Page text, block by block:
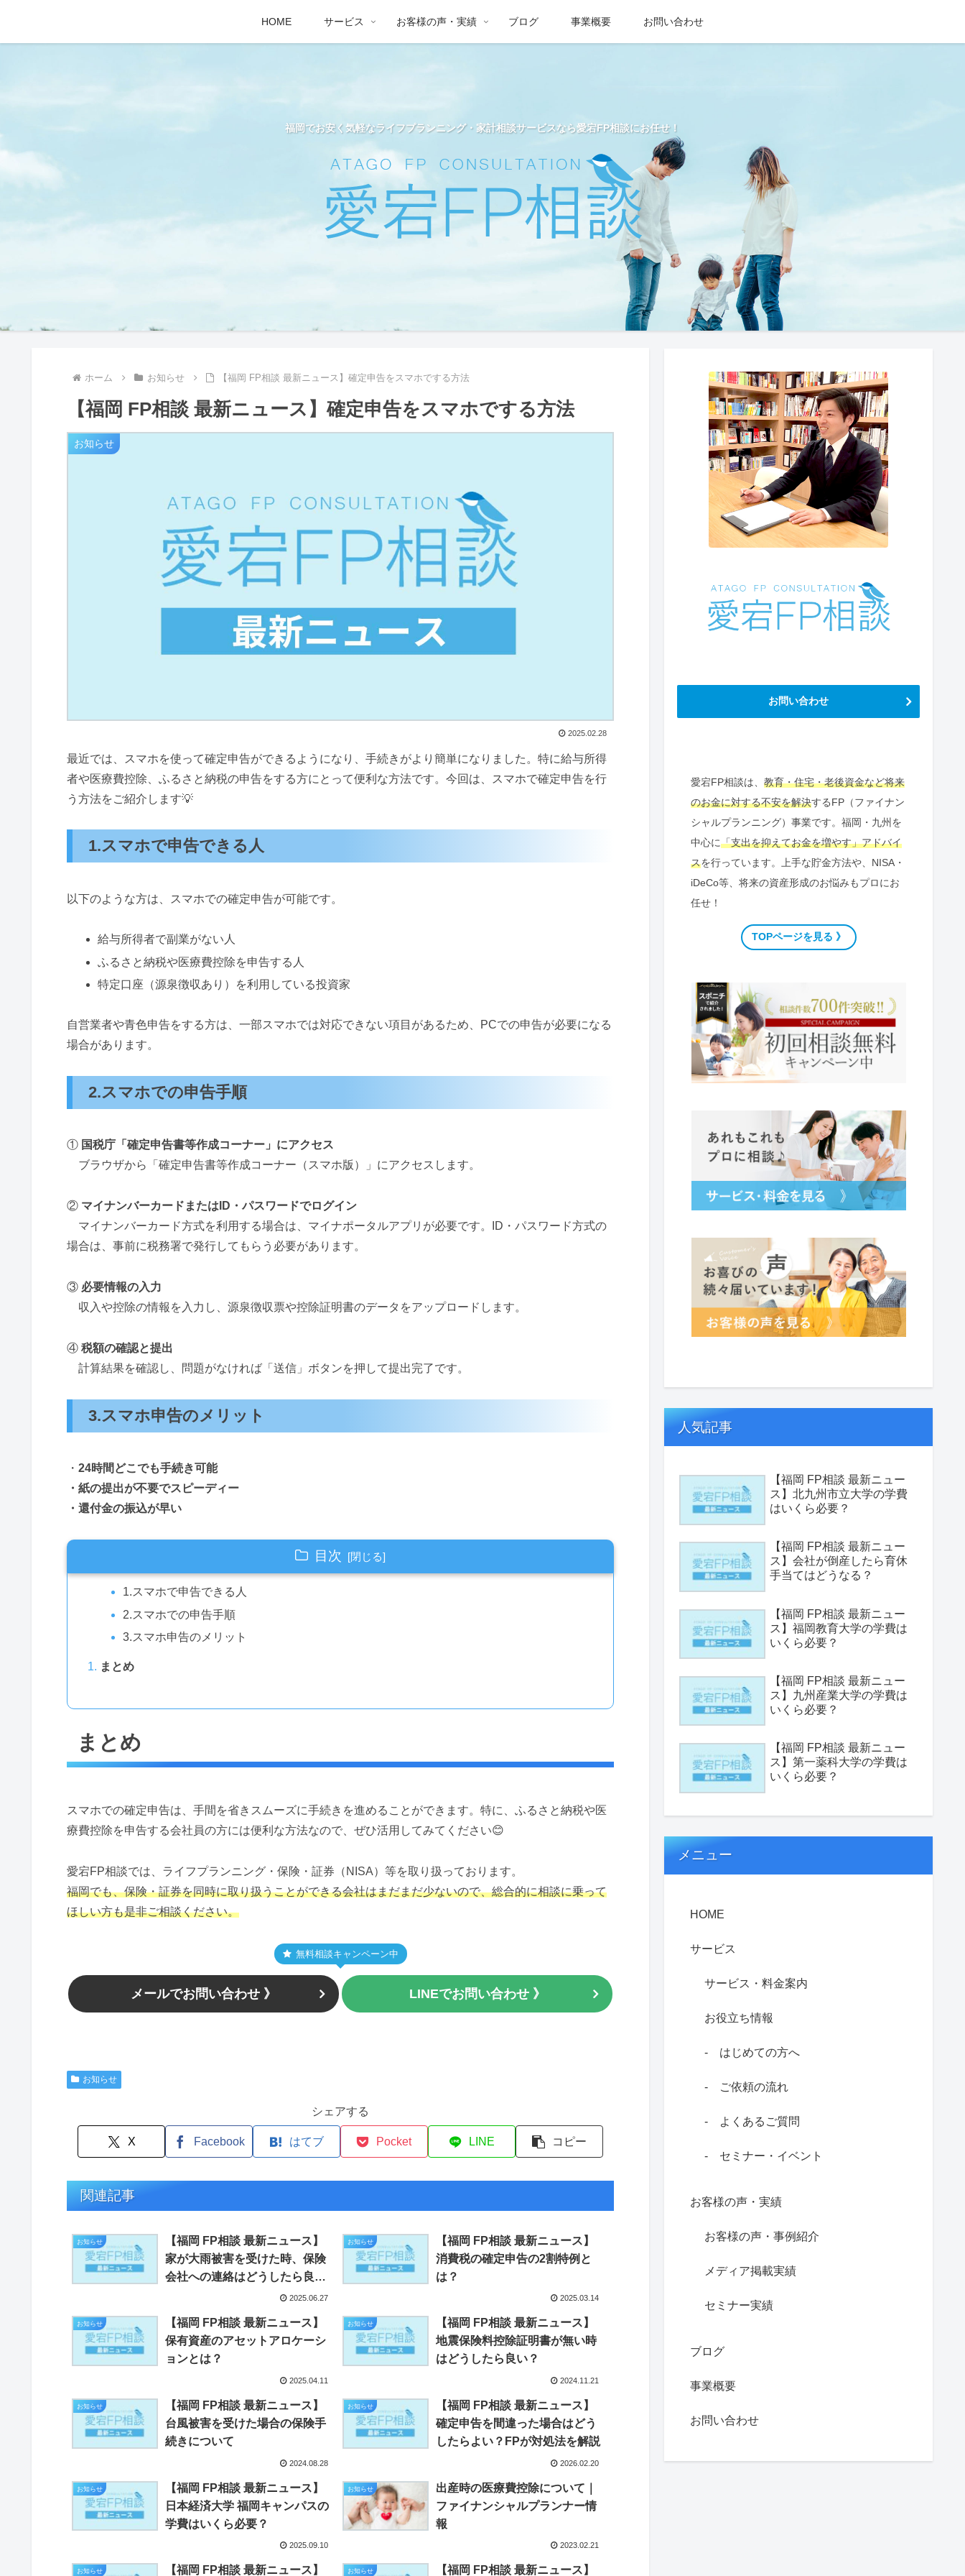
福岡でお安く気軽なライフプランニング・家計相談サービスなら愛宕FP相談にお任せ！
HOME サービス お客様の声・実績 ブログ 事業概要 お問い合わせ
ホーム お知らせ 【福岡 FP相談 最新ニュース】確定申告をスマホでする方法
【福岡 FP相談 最新ニュース】確定申告をスマホでする方法
お知らせ
2025.02.28
最近では、スマホを使って確定申告ができるようになり、手続きがより簡単になりました。特に給与所得
者や医療費控除、ふるさと納税の申告をする方にとって便利な方法です。今回は、スマホで確定申告を行
う方法をご紹介します💡
1.スマホで申告できる人
以下のような方は、スマホでの確定申告が可能です。
給与所得者で副業がない人
ふるさと納税や医療費控除を申告する人
特定口座（源泉徴収あり）を利用している投資家
自営業者や青色申告をする方は、一部スマホでは対応できない項目があるため、PCでの申告が必要になる
場合があります。
2.スマホでの申告手順
① 国税庁「確定申告書等作成コーナー」にアクセス
ブラウザから「確定申告書等作成コーナー（スマホ版）」にアクセスします。
② マイナンバーカードまたはID・パスワードでログイン
マイナンバーカード方式を利用する場合は、マイナポータルアプリが必要です。ID・パスワード方式の
場合は、事前に税務署で発行してもらう必要があります。
③ 必要情報の入力
収入や控除の情報を入力し、源泉徴収票や控除証明書のデータをアップロードします。
④ 税額の確認と提出
計算結果を確認し、問題がなければ「送信」ボタンを押して提出完了です。
3.スマホ申告のメリット
・ 24時間どこでも手続き可能
・紙の提出が不要でスピーディー
・還付金の振込が早い
目次
1.スマホで申告できる人
2.スマホでの申告手順
3.スマホ申告のメリット
まとめ
まとめ
スマホでの確定申告は、手間を省きスムーズに手続きを進めることができます。特に、ふるさと納税や医
療費控除を申告する会社員の方には便利な方法なので、ぜひ活用してみてください😊
愛宕FP相談では、ライフプランニング・保険・証券（NISA）等を取り扱っております。
福岡でも、保険・証券を同時に取り扱うことができる会社はまだまだ少ないので、総合的に相談に乗って
ほしい方も是非ご相談ください。
無料相談キャンペーン中
メールでお問い合わせ 》 LINEでお問い合わせ 》
お知らせ
シェアする
X Facebook はてブ Pocket LINE コピー
関連記事
お知らせ
【福岡 FP相談 最新ニュース】
家が大雨被害を受けた時、保険
会社への連絡はどうしたら良
2025.06.27
お知らせ
【福岡 FP相談 最新ニュース】
消費税の確定申告の2割特例と
は？
2025.03.14
お知らせ
【福岡 FP相談 最新ニュース】
保有資産のアセットアロケーシ
ョンとは？
2025.04.11
お知らせ
【福岡 FP相談 最新ニュース】
地震保険料控除証明書が無い時
はどうしたら良い？
2024.11.21
お知らせ
【福岡 FP相談 最新ニュース】
台風被害を受けた場合の保険手
続きについて
2024.08.28
お知らせ
【福岡 FP相談 最新ニュース】
確定申告を間違った場合はどう
したらよい？FPが対処法を解説
2026.02.20
お知らせ
【福岡 FP相談 最新ニュース】
日本経済大学 福岡キャンパスの
学費はいくら必要？
2025.09.10
お知らせ
出産時の医療費控除について｜
ファイナンシャルプランナー情
報
2023.02.21
お知らせ 【福岡 FP相談 最新ニュース】 お知らせ 【福岡 FP相談 最新ニュース】
お問い合わせ
愛宕FP相談は、教育・住宅・老後資金など将来
のお金に対する不安を解決するFP（ファイナン
シャルプランニング）事業です。福岡・九州を
中心に「支出を抑えてお金を増やす」アドバイ
スを行っています。上手な貯金方法や、NISA・
iDeCo等、将来の資産形成のお悩みもプロにお
任せ！
TOPページを見る 》
人気記事
【福岡 FP相談 最新ニュー
ス】北九州市立大学の学費
はいくら必要？
【福岡 FP相談 最新ニュー
ス】会社が倒産したら育休
手当てはどうなる？
【福岡 FP相談 最新ニュー
ス】福岡教育大学の学費は
いくら必要？
【福岡 FP相談 最新ニュー
ス】九州産業大学の学費は
いくら必要？
【福岡 FP相談 最新ニュー
ス】第一薬科大学の学費は
いくら必要？
メニュー
HOME
サービス
サービス・料金案内
お役立ち情報
‐ はじめての方へ
‐ ご依頼の流れ
‐ よくあるご質問
‐ セミナー・イベント
お客様の声・実績
お客様の声・事例紹介
メディア掲載実績
セミナー実績
ブログ
事業概要
お問い合わせ